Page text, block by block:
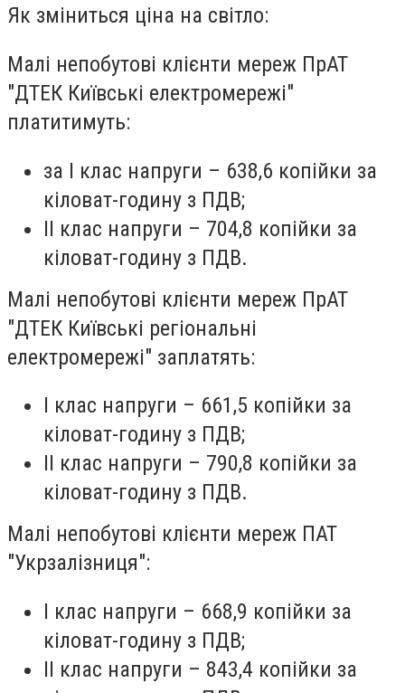
Як зміниться ціна на світло:
Малі непобутові клієнти мереж ПрАТ
"ДТЕК Київські електромережі"
платитимуть:
за I клас напруги – 638,6 копійки за
кіловат-годину з ПДВ;
II клас напруги – 704,8 копійки за
кіловат-годину з ПДВ.
Малі непобутові клієнти мереж ПрАТ
"ДТЕК Київські регіональні
електромережі" заплатять:
I клас напруги – 661,5 копійки за
кіловат-годину з ПДВ;
II клас напруги – 790,8 копійки за
кіловат-годину з ПДВ.
Малі непобутові клієнти мереж ПАТ
"Укрзалізниця":
I клас напруги – 668,9 копійки за
кіловат-годину з ПДВ;
II клас напруги – 843,4 копійки за